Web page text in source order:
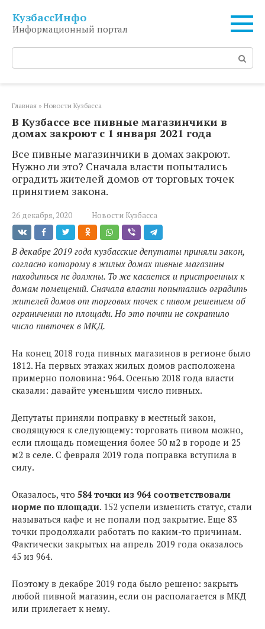
контенту
КузбассИнфо
Информационный портал
Поиск:
Главная » Новости Кузбасса
В Кузбассе все пивные магазинчики в
домах закроют с 1 января 2021 года
Все пивные магазинчики в домах закроют.
Нужно ли это? Сначала власти попытались
оградить жителей домов от торговых точек
принятием закона.
26 декабря, 2020 Новости Кузбасса
В декабре 2019 года кузбасские депутаты приняли закон,
согласно которому в жилых домах пивные магазины
находиться не должны. То же касается и пристроенных к
домам помещений. Сначала власти попытались оградить
жителей домов от торговых точек с пивом решением об
ограничении по площади. Но это почти не сократило
число пивточек в МКД.
На конец 2018 года пивных магазинов в регионе было
1812. На первых этажах жилых домов расположена
примерно половина: 964. Осенью 2018 года власти
сказали: давайте уменьшим число пивных.
Депутаты приняли поправку в местный закон,
сводящуюся к следующему: торговать пивом можно,
если площадь помещения более 50 м2 в городе и 25
м2 в селе. С февраля 2019 года поправка вступила в
силу.
Оказалось, что 584 точки из 964 соответствовали
норме по площади. 152 успели изменить статус, стали
называться кафе и не попали под закрытие. Еще 83
точки продолжали работать по каким-то причинам.
Фактически закрытых на апрель 2019 года оказалось
45 из 964.
Поэтому в декабре 2019 года было решено: закрыть
любой пивной магазин, если он располагается в МКД
или прилегает к нему.